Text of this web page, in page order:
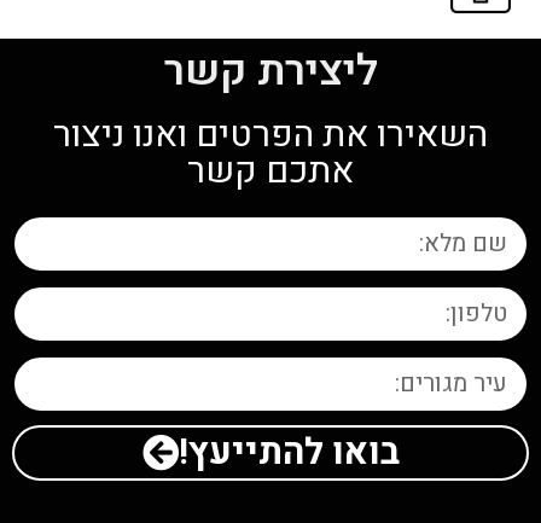
ליצירת קשר
השאירו את הפרטים ואנו ניצור
אתכם קשר
בואו להתייעץ!